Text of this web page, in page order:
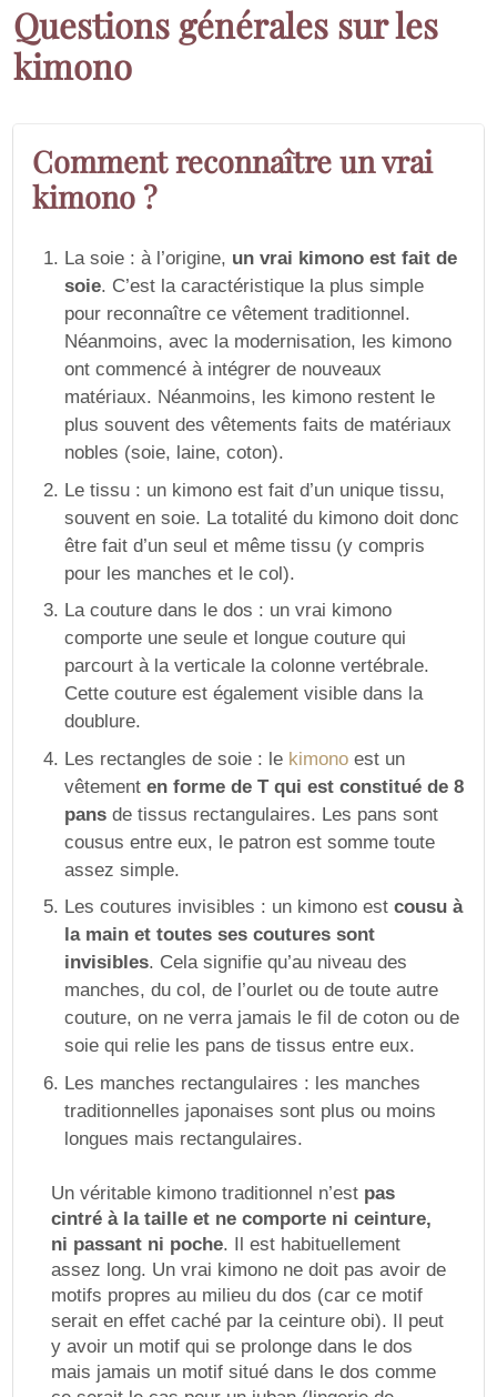
Questions générales sur les
kimono
Comment reconnaître un vrai
kimono ?
La soie : à l’origine, un vrai kimono est fait de
soie. C’est la caractéristique la plus simple
pour reconnaître ce vêtement traditionnel.
Néanmoins, avec la modernisation, les kimono
ont commencé à intégrer de nouveaux
matériaux. Néanmoins, les kimono restent le
plus souvent des vêtements faits de matériaux
nobles (soie, laine, coton).
Le tissu : un kimono est fait d’un unique tissu,
souvent en soie. La totalité du kimono doit donc
être fait d’un seul et même tissu (y compris
pour les manches et le col).
La couture dans le dos : un vrai kimono
comporte une seule et longue couture qui
parcourt à la verticale la colonne vertébrale.
Cette couture est également visible dans la
doublure.
Les rectangles de soie : le kimonoest un
vêtement en forme de T qui est constitué de 8
pansde tissus rectangulaires. Les pans sont
cousus entre eux, le patron est somme toute
assez simple.
Les coutures invisibles : un kimono est cousu à
la main et toutes ses coutures sont
invisibles. Cela signifie qu’au niveau des
manches, du col, de l’ourlet ou de toute autre
couture, on ne verra jamais le fil de coton ou de
soie qui relie les pans de tissus entre eux.
Les manches rectangulaires : les manches
traditionnelles japonaises sont plus ou moins
longues mais rectangulaires.
Un véritable kimono traditionnel n’est pas
cintré à la taille et ne comporte ni ceinture,
ni passant ni poche. Il est habituellement
assez long. Un vrai kimono ne doit pas avoir de
motifs propres au milieu du dos (car ce motif
serait en effet caché par la ceinture obi). Il peut
y avoir un motif qui se prolonge dans le dos
mais jamais un motif situé dans le dos comme